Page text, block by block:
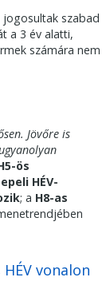
szabad
a 3 év alatti,
számára nem
Jövőre is
ös
HÉV-
; a H8-as
vonalon